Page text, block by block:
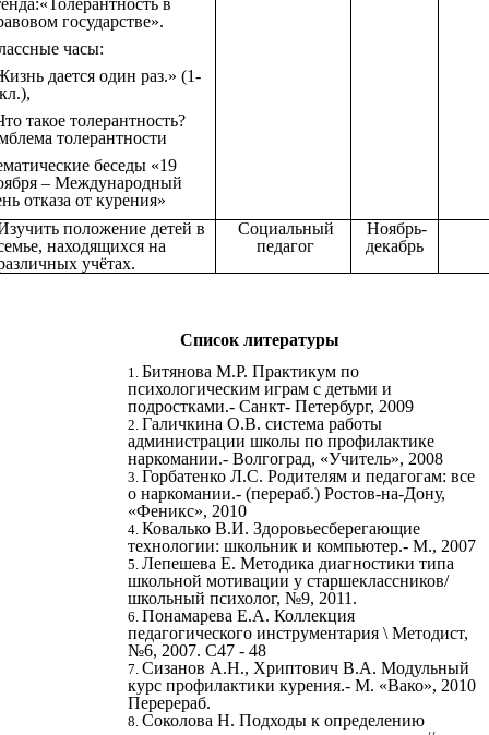
государстве».
часы:
дается один раз.» (1-
такое толерантность?
толерантности
беседы «19
– Международный
отказа от курения»
положение детей в
находящихся на
учётах.
Социальный
педагог
Ноябрь-
декабрь
Список литературы
Битянова М.Р. Практикум по
психологическим играм с детьми и
подростками.- Санкт- Петербург, 2009
Галичкина О.В. система работы
администрации школы по профилактике
наркомании.- Волгоград, «Учитель», 2008
Горбатенко Л.С. Родителям и педагогам: все
о наркомании.- (перераб.) Ростов-на-Дону,
«Феникс», 2010
Ковалько В.И. Здоровьесберегающие
технологии: школьник и компьютер.- М., 2007
Лепешева Е. Методика диагностики типа
школьной мотивации у старшеклассников/
школьный психолог, №9, 2011.
Понамарева Е.А. Коллекция
педагогического инструментария \ Методист,
№6, 2007. С47 - 48
Сизанов А.Н., Хриптович В.А. Модульный
курс профилактики курения.- М. «Вако», 2010
Перерераб.
Соколова Н. Подходы к определению